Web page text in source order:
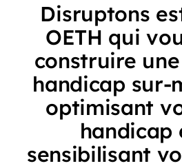
Disruptons
OETH qui
construire
handicap sur-
optimisant
handicap
sensibilisant